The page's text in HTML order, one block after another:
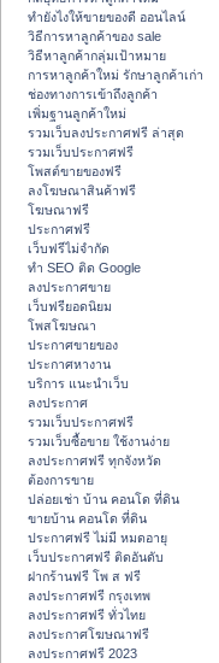
ทํายังไงให้ขายของดี ออนไลน์
วิธีการหาลูกค้าของ sale
วิธีหาลูกค้ากลุ่มเป้าหมาย
การหาลูกค้าใหม่ รักษาลูกค้าเก่า
ช่องทางการเข้าถึงลูกค้า
เพิ่มฐานลูกค้าใหม่
รวมเว็บลงประกาศฟรี ล่าสุด
รวมเว็บประกาศฟรี
โพสต์ขายของฟรี
ลงโฆษณาสินค้าฟรี
โฆษณาฟรี
ประกาศฟรี
เว็บฟรีไม่จำกัด
ทำ SEO ติด Google
ลงประกาศขาย
เว็บฟรียอดนิยม
โพสโฆษณา
ประกาศขายของ
ประกาศหางาน
บริการ แนะนำเว็บ
ลงประกาศ
รวมเว็บประกาศฟรี
รวมเว็บซื้อขาย ใช้งานง่าย
ลงประกาศฟรี ทุกจังหวัด
ต้องการขาย
ปล่อยเช่า บ้าน คอนโด ที่ดิน
ขายบ้าน คอนโด ที่ดิน
ประกาศฟรี ไม่มี หมดอายุ
เว็บประกาศฟรี ติดอันดับ
ฝากร้านฟรี โพ ส ฟรี
ลงประกาศฟรี กรุงเทพ
ลงประกาศฟรี ทั่วไทย
ลงประกาศโฆษณาฟรี
ลงประกาศฟรี 2023